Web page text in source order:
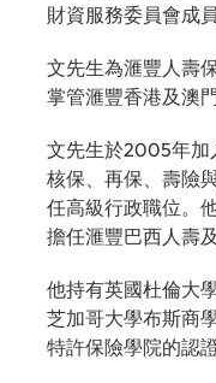
財資服務委員會成員
文先生為滙豐人壽
掌管滙豐香港及澳
文先生於2005年加
核保、再保、壽險
任高級行政職位。
擔任滙豐巴西人壽
他持有英國杜倫大
芝加哥大學布斯商
特許保險學院的認